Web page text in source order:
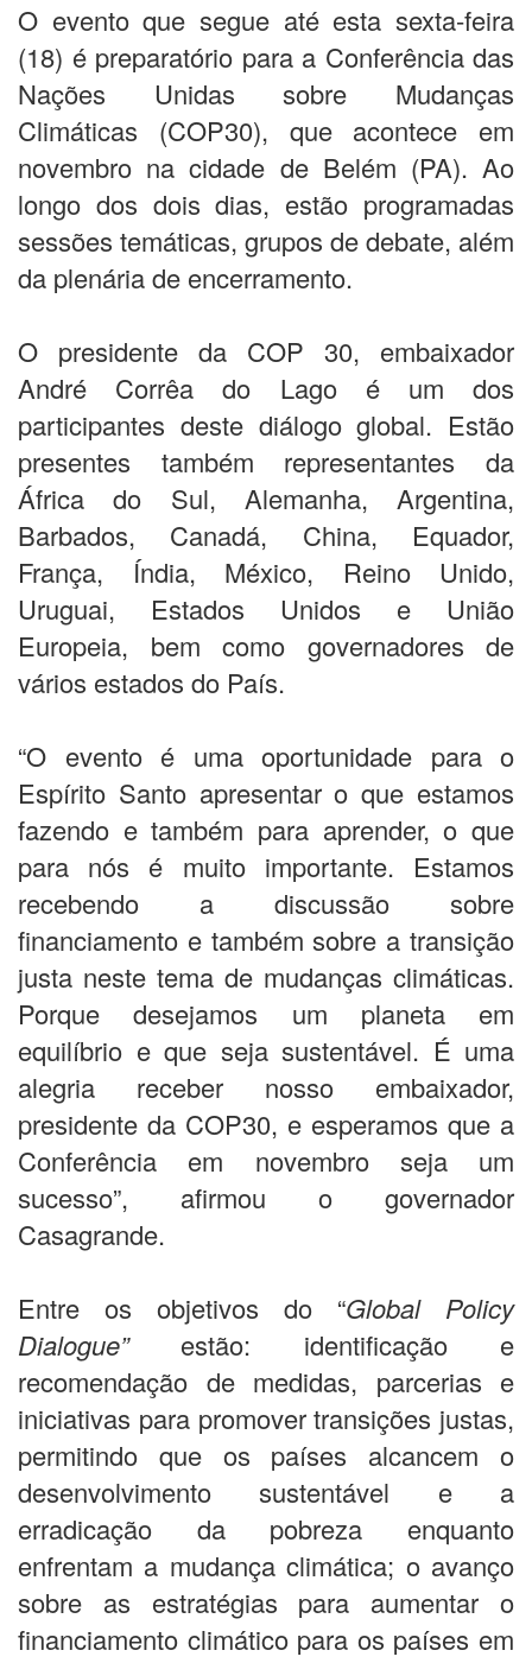
O evento que segue até esta sexta-feira
(18) é preparatório para a Conferência das
Nações Unidas sobre Mudanças
Climáticas (COP30), que acontece em
novembro na cidade de Belém (PA). Ao
longo dos dois dias, estão programadas
sessões temáticas, grupos de debate, além
da plenária de encerramento.
O presidente da COP 30, embaixador
André Corrêa do Lago é um dos
participantes deste diálogo global. Estão
presentes também representantes da
África do Sul, Alemanha, Argentina,
Barbados, Canadá, China, Equador,
França, Índia, México, Reino Unido,
Uruguai, Estados Unidos e União
Europeia, bem como governadores de
vários estados do País.
“O evento é uma oportunidade para o
Espírito Santo apresentar o que estamos
fazendo e também para aprender, o que
para nós é muito importante. Estamos
recebendo a discussão sobre
financiamento e também sobre a transição
justa neste tema de mudanças climáticas.
Porque desejamos um planeta em
equilíbrio e que seja sustentável. É uma
alegria receber nosso embaixador,
presidente da COP30, e esperamos que a
Conferência em novembro seja um
sucesso”, afirmou o governador
Casagrande.
Entre os objetivos do “Global Policy
Dialogue” estão: identificação e
recomendação de medidas, parcerias e
iniciativas para promover transições justas,
permitindo que os países alcancem o
desenvolvimento sustentável e a
erradicação da pobreza enquanto
enfrentam a mudança climática; o avanço
sobre as estratégias para aumentar o
financiamento climático para os países em